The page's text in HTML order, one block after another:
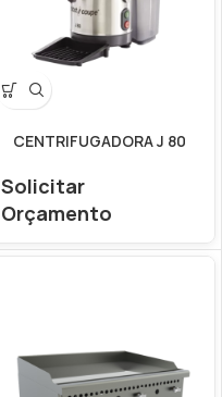
CENTRIFUGADORA J 80
Solicitar
Orçamento